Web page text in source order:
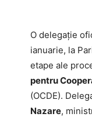
O delegație
ianuarie, la
etape ale
pentru
(OCDE).
Nazare,